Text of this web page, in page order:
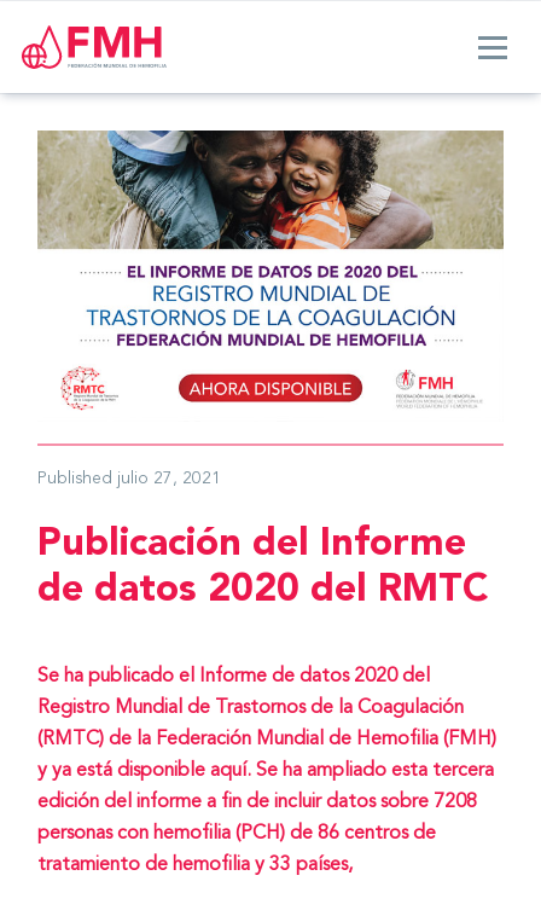
Published julio 27, 2021
Publicación del Informe
de datos 2020 del RMTC
Se ha publicado el Informe de datos 2020 del
Registro Mundial de Trastornos de la Coagulación
(RMTC) de la Federación Mundial de Hemofilia (FMH)
y ya está disponible aquí. Se ha ampliado esta tercera
edición del informe a fin de incluir datos sobre 7208
personas con hemofilia (PCH) de 86 centros de
tratamiento de hemofilia y 33 países,